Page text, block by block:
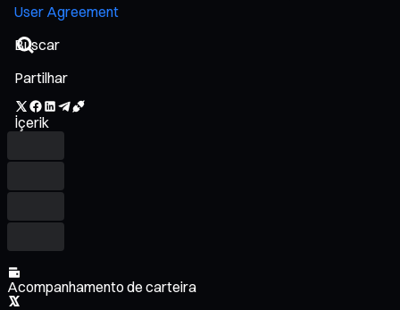
User Agreement
Partilhar
İçerik
Acompanhamento de carteira